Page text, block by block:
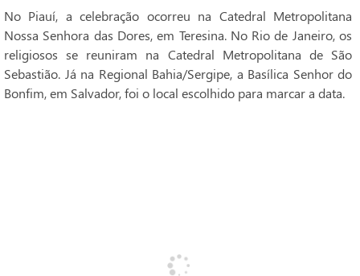
No Piauí, a celebração ocorreu na Catedral Metropolitana
Nossa Senhora das Dores, em Teresina. No Rio de Janeiro, os
religiosos se reuniram na Catedral Metropolitana de São
Sebastião. Já na Regional Bahia/Sergipe, a Basílica Senhor do
Bonfim, em Salvador, foi o local escolhido para marcar a data.